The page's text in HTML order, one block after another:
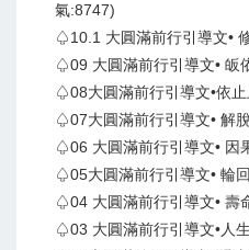
氣:8747)
♤10.1 大圓滿前行引導文•
♤09 大圓滿前行引導文• 皈
♤08大圓滿前行引導文•依
♤07大圓滿前行引導文• 解
♤06 大圓滿前行引導文• 因
♤05大圓滿前行引導文• 輪
♤04 大圓滿前行引導文• 壽
♤03 大圓滿前行引導文•人